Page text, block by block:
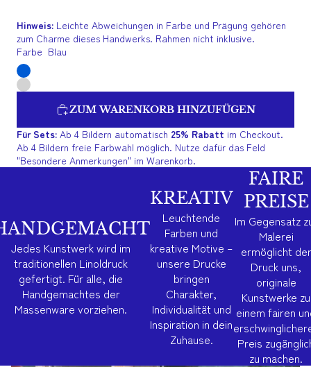
Hinweis: Leichte Abweichungen in Farbe und Prägung gehören
zum Charme dieses Handwerks. Rahmen nicht inklusive.
Farbe Blau
ZUM WARENKORB HINZUFÜGEN
Für Sets: Ab 4 Bildern automatisch 25% Rabatt im Checkout.
Ab 4 Bildern freie Farbwahl möglich. Nutze dafür das Feld
"Besondere Anmerkungen" im Warenkorb.
Jedes Kunstwerk wird im
traditionellen Linoldruck
gefertigt. Für alle, die
Handgemachtes der
Massenware vorziehen.
KREATIV
Leuchtende
Farben und
kreative Motive –
unsere Drucke
bringen
Charakter,
Individualität und
Inspiration in dein
Zuhause.
FAIRE
PREISE
Im Gegensatz
Malerei
ermöglicht der
Druck uns,
originale
Kunstwerke zu
einem fairen
Preis
zu machen.